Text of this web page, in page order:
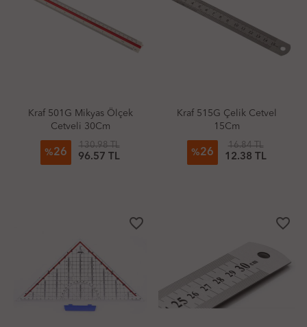
Kraf 501G Mikyas Ölçek
Cetveli 30Cm
%26
130.98 TL
96.57 TL
Kraf 515G Çelik Cetvel
15Cm
%26
16.84 TL
12.38 TL
favorite_border favorite_border